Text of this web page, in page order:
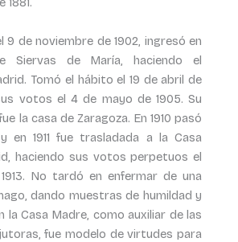
9 de noviembre de 1902, ingresó en
Siervas de María, haciendo el
Tomó el hábito el 19 de abril de
votos el 4 de mayo de 1905. Su
la casa de Zaragoza. En 1910 pasó
en 1911 fue trasladada a la Casa
haciendo sus votos perpetuos el
No tardó en enfermar de una
dando muestras de humildad y
la Casa Madre, como auxiliar de las
fue modelo de virtudes para